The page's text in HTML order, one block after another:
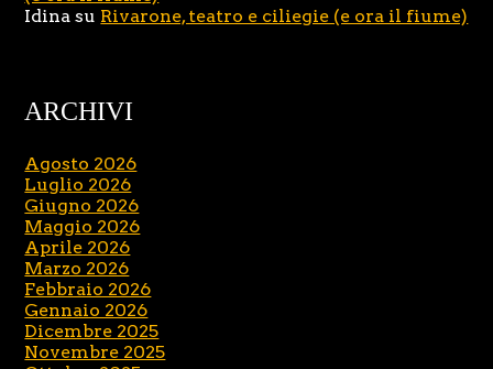
Idina su Rivarone, teatro e ciliegie (e ora il fiume)
ARCHIVI
Agosto 2026
Luglio 2026
Giugno 2026
Maggio 2026
Aprile 2026
Marzo 2026
Febbraio 2026
Gennaio 2026
Dicembre 2025
Novembre 2025